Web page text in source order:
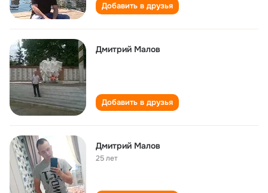
Добавить в друзья
Дмитрий Малов
Добавить в друзья
Дмитрий Малов
25 лет